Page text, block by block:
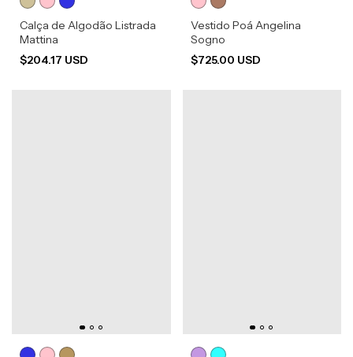
Calça de Algodão Listrada
Mattina
$204.17 USD
Vestido Poá Angelina
Sogno
$725.00 USD